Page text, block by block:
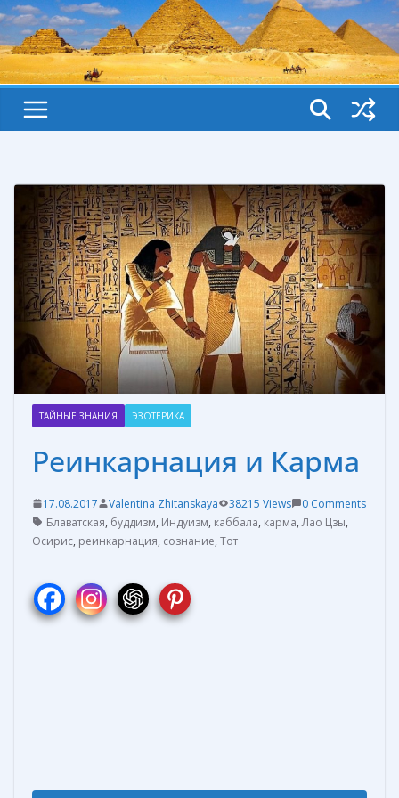
ТАЙНЫЕ ЗНАНИЯ ЭЗОТЕРИКА
Реинкарнация и Карма
17.08.2017 Valentina Zhitanskaya 38215 Views
0 Comments
Блаватская, буддизм, Индуизм, каббала, карма,Лао Цзы,
Осирис, реинкарнация, сознание, Тот